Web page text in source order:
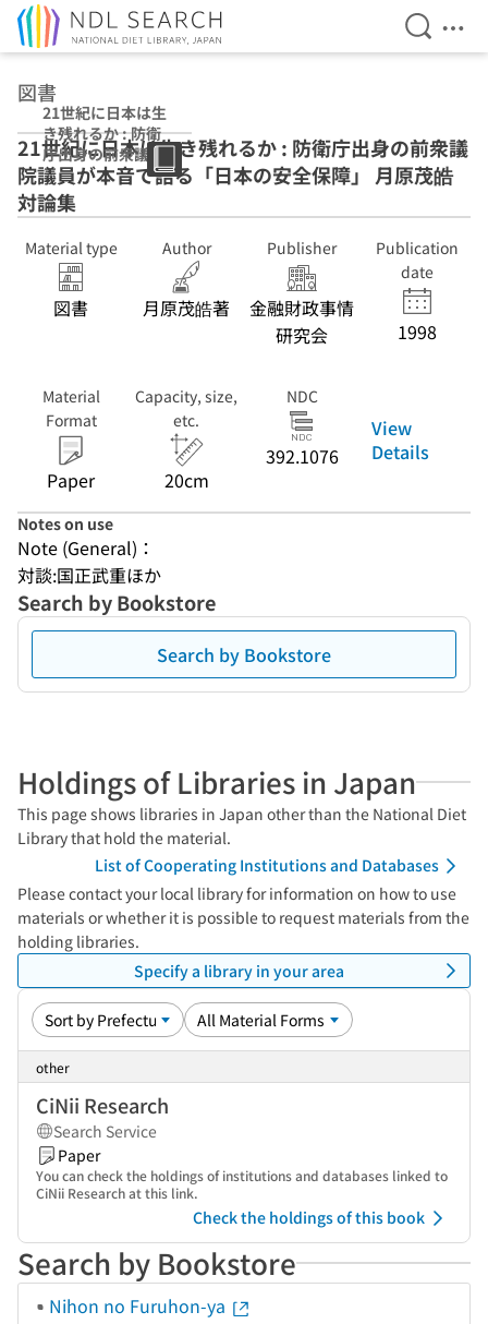
Open
図書
21世紀に日本は生
き残れるか : 防衛
庁出身の前衆議院
議員が本音で語る
「日本の安全保
障」 月原茂皓対
21世紀に日本は生き残れるか : 防衛庁出身の前衆議
院議員が本音で語る「日本の安全保障」 月原茂皓
対論集
Material type
図書
Author
月原茂皓著
Publisher
金融財政事情
研究会
Publication
date
1998
Material
Format
Paper
Capacity, size,
etc.
20cm
NDC
392.1076
View
Details
Notes on use
Note (General)：
対談:国正武重ほか
Search by Bookstore
Search by Bookstore
Holdings of Libraries in Japan
This page shows libraries in Japan other than the National Diet
Library that hold the material.
List of Cooperating Institutions and Databases
Please contact your local library for information on how to use
materials or whether it is possible to request materials from the
holding libraries.
Specify a library in your area
other
CiNii Research
Search Service
Paper
You can check the holdings of institutions and databases linked to
CiNii Research at this link.
Check the holdings of this book
Search by Bookstore
Nihon no Furuhon-ya